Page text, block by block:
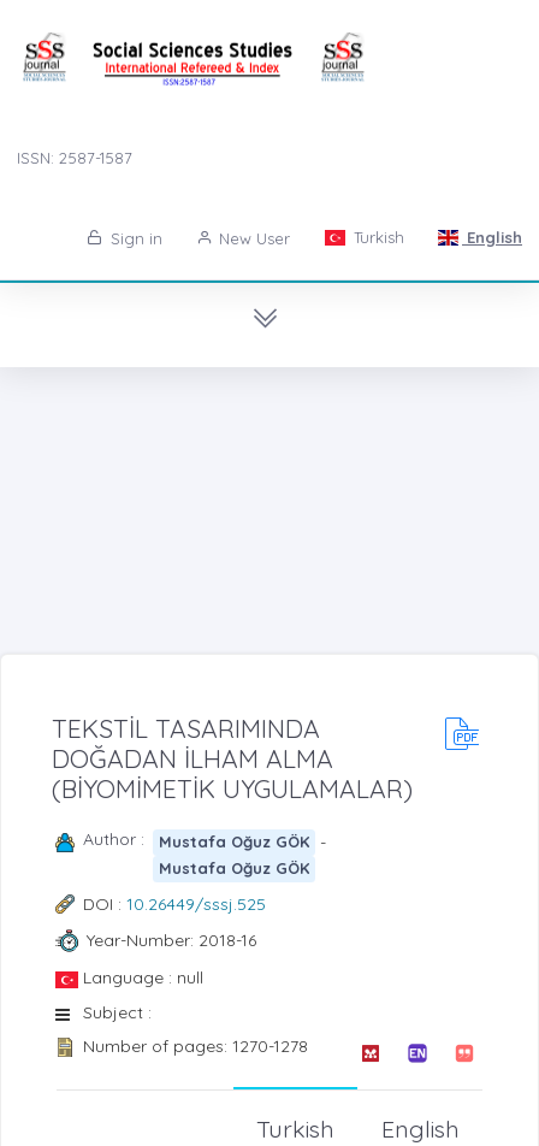
ISSN: 2587-1587
Sign in New User Turkish English
TEKSTİL TASARIMINDA
DOĞADAN İLHAM ALMA
(BİYOMİMETİK UYGULAMALAR)
Author : Mustafa Oğuz GÖK -
Mustafa Oğuz GÖK
DOI : 10.26449/sssj.525
Year-Number: 2018-16
Language : null
Subject :
Number of pages: 1270-1278
English
Turkish